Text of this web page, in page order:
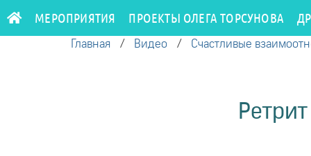
МЕРОПРИЯТИЯ ПРОЕКТЫ ОЛЕГА ТОРСУНОВА
Главная / Видео / Счастливые